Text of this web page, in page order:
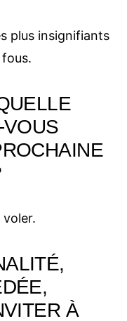
plus insignifiants
voler.
À